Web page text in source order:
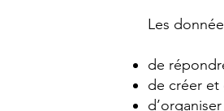
Les
de
de créer et